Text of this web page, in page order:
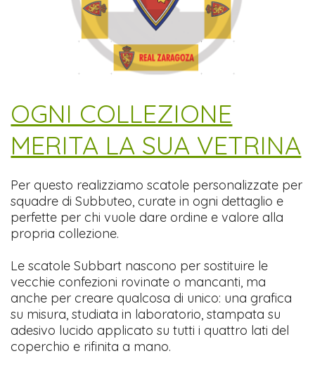
​OGNI COLLEZIONE
MERITA LA SUA VETRINA
Per questo realizziamo scatole personalizzate per
squadre di Subbuteo, curate in ogni dettaglio e
perfette per chi vuole dare ordine e valore alla
propria collezione.
Le scatole Subbart nascono per sostituire le
vecchie confezioni rovinate o mancanti, ma
anche per creare qualcosa di unico: una grafica
su misura, studiata in laboratorio, stampata su
adesivo lucido applicato su tutti i quattro lati del
coperchio e rifinita a mano.